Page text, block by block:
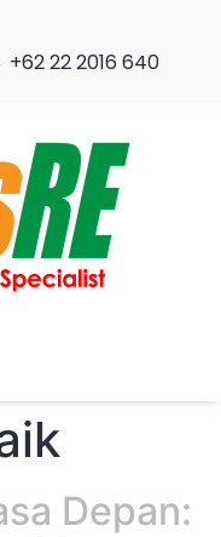
+62 22 2016 640
Depan: